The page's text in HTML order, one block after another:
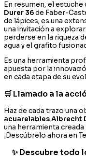
En resumen, el estuche
Durer 36de Faber-
de lápices; es una
una invitación a
perderse en la riqueza
agua y el grafito
Es una herramienta
apuesta por la
en cada etapa de su
🛒 Llamado a la
Haz de cada trazo una
acuarelables Albrecht
una herramienta
¡Descúbrelo ahora en
✨ Descubre todo